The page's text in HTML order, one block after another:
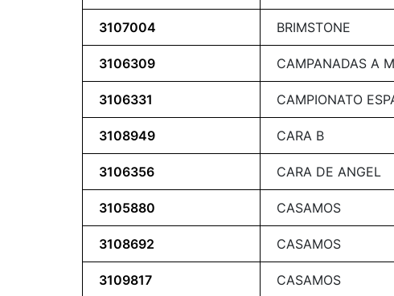
3107004 BRIMSTONE
3106309 CAMPANADAS A
3106331 CAMPIONATO
3108949 CARA B
3106356 CARA DE ANGEL
3105880 CASAMOS
3108692 CASAMOS
3109817 CASAMOS